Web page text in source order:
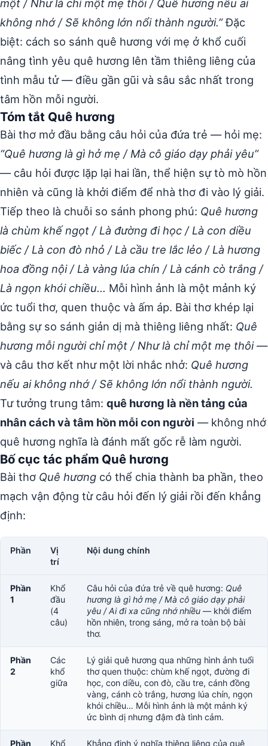
một / Như là chỉ một mẹ thôi / Quê hương nếu ai
không nhớ / Sẽ không lớn nổi thành người.”Đặc
biệt: cách so sánh quê hương với mẹ ở khổ cuối
nâng tình yêu quê hương lên tầm thiêng liêng của
tình mẫu tử — điều gần gũi và sâu sắc nhất trong
tâm hồn mỗi người.
Tóm tắt Quê hương
Bài thơ mở đầu bằng câu hỏi của đứa trẻ — hỏi mẹ:
“Quê hương là gì hở mẹ / Mà cô giáo dạy phải yêu”
— câu hỏi được lặp lại hai lần, thể hiện sự tò mò hồn
nhiên và cũng là khởi điểm để nhà thơ đi vào lý giải.
Tiếp theo là chuỗi so sánh phong phú: Quê hương
là chùm khế ngọt / Là đường đi học / Là con diều
biếc / Là con đò nhỏ / Là cầu tre lắc lẻo / Là hương
hoa đồng nội / Là vàng lúa chín / Là cánh cò trắng /
Là ngọn khói chiều… Mỗi hình ảnh là một mảnh ký
ức tuổi thơ, quen thuộc và ấm áp. Bài thơ khép lại
bằng sự so sánh giản dị mà thiêng liêng nhất: Quê
hương mỗi người chỉ một / Như là chỉ một mẹ thôi—
và câu thơ kết như một lời nhắc nhở: Quê hương
nếu ai không nhớ / Sẽ không lớn nổi thành người.
Tư tưởng trung tâm: quê hương là nền tảng của
nhân cách và tâm hồn mỗi con người — không nhớ
quê hương nghĩa là đánh mất gốc rễ làm người.
Bố cục tác phẩm Quê hương
Bài thơ Quê hương có thể chia thành ba phần, theo
mạch vận động từ câu hỏi đến lý giải rồi đến khẳng
định:
Phần
Vị
trí
Nội dung chính
Phần
1
Khổ
đầu
(4
câu)
Câu hỏi của đứa trẻ về quê hương: Quê
hương là gì hở mẹ / Mà cô giáo dạy phải
yêu / Ai đi xa cũng nhớ nhiều — khởi điểm
hồn nhiên, trong sáng, mở ra toàn bộ bài
thơ.
Phần
2
Các
khổ
giữa
Lý giải quê hương qua những hình ảnh tuổi
thơ quen thuộc: chùm khế ngọt, đường đi
học, con diều, con đò, cầu tre, cánh đồng
vàng, cánh cò trắng, hương lúa chín, ngọn
khói chiều… Mỗi hình ảnh là một mảnh ký
ức bình dị nhưng đậm đà tình cảm.
Phần Khổ Khẳng định ý nghĩa thiêng liêng của quê